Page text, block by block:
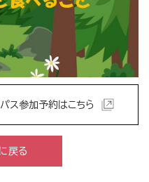
ス参加予約はこちら
戻る